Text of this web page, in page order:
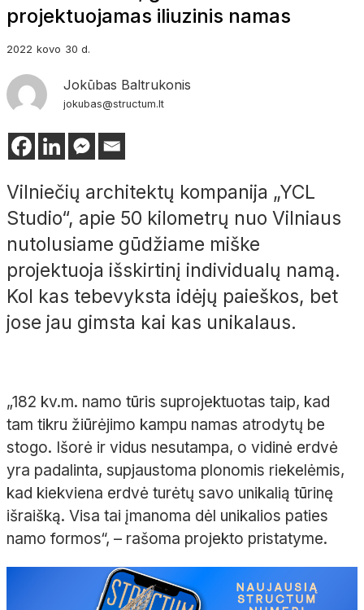
projektuojamas iliuzinis namas
2022 kovo 30 d.
Jokūbas Baltrukonis
jokubas@structum.lt
Vilniečių architektų kompanija „YCL
Studio“, apie 50 kilometrų nuo Vilniaus
nutolusiame gūdžiame miške
projektuoja išskirtinį individualų namą.
Kol kas tebevyksta idėjų paieškos, bet
jose jau gimsta kai kas unikalaus.
„182 kv.m. namo tūris suprojektuotas taip, kad
tam tikru žiūrėjimo kampu namas atrodytų be
stogo. Išorė ir vidus nesutampa, o vidinė erdvė
yra padalinta, supjaustoma plonomis riekelėmis,
kad kiekviena erdvė turėtų savo unikalią tūrinę
išraišką. Visa tai įmanoma dėl unikalios paties
namo formos“, – rašoma projekto pristatyme.